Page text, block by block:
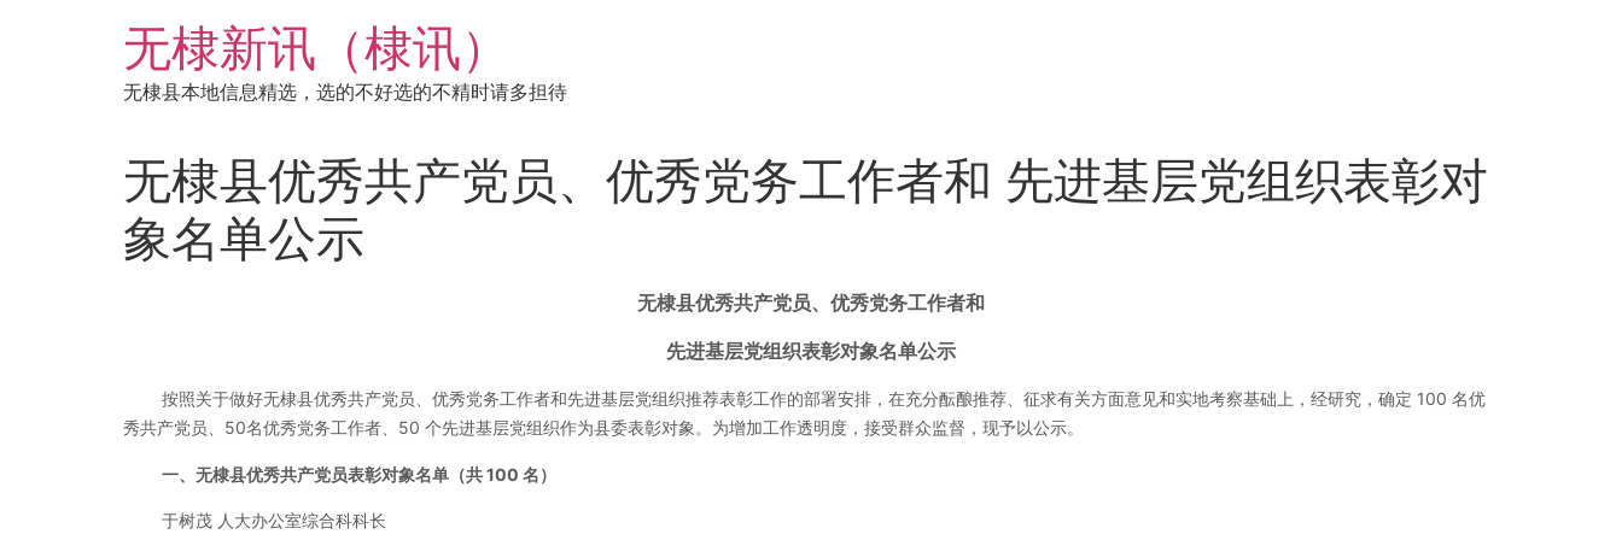
无棣新讯（棣讯）
无棣县本地信息精选，选的不好选的不精时请多担待
无棣县优秀共产党员、优秀党务工作者和 先进基层党组织表彰对
象名单公示
无棣县优秀共产党员、优秀党务工作者和
先进基层党组织表彰对象名单公示
按照关于做好无棣县优秀共产党员、优秀党务工作者和先进基层党组织推荐表彰工作的部署安排，在充分酝酿推荐、征求有关方面意见和实地考察基础上，经研究，确定 100 名优
秀共产党员、50名优秀党务工作者、50 个先进基层党组织作为县委表彰对象。 为增加工作透明度，接受群众监督，现予以公示。
一、无棣县优秀共产党员表彰对象名单（共 100 名）
于树茂 人大办公室综合科科长